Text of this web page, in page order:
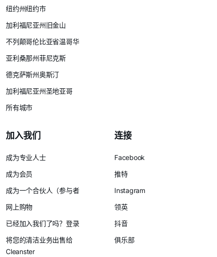
纽约州纽约市
加利福尼亚州旧金山
不列颠哥伦比亚省温哥华
亚利桑那州菲尼克斯
德克萨斯州奥斯汀
加利福尼亚州圣地亚哥
所有城市
加入我们
成为专业人士
成为会员
成为一个合伙人（参与者
网上购物
已经加入我们了吗？登录
将您的清洁业务出售给
Cleanster
连接
Facebook
推特
Instagram
领英
抖音
俱乐部